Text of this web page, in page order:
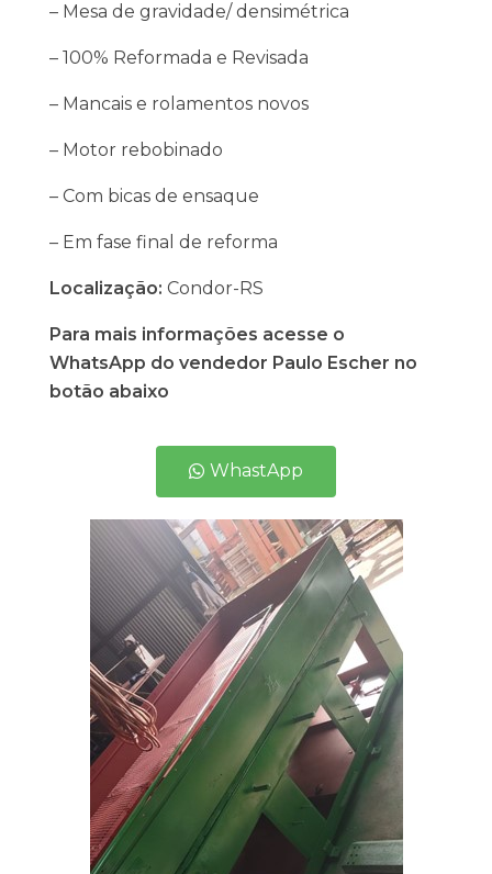
– Mesa de gravidade/ densimétrica
– 100% Reformada e Revisada
– Mancais e rolamentos novos
– Motor rebobinado
– Com bicas de ensaque
– Em fase final de reforma
Localização: Condor-RS
Para mais informações acesse o
WhatsApp do vendedor Paulo Escher no
botão abaixo
WhastApp